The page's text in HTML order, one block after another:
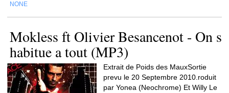
NONE
Mokless ft Olivier Besancenot - On s
habitue a tout (MP3)
Extrait de Poids des MauxSortie
prevu le 20 Septembre 2010.roduit
par Yonea (Neochrome) Et Willy Le